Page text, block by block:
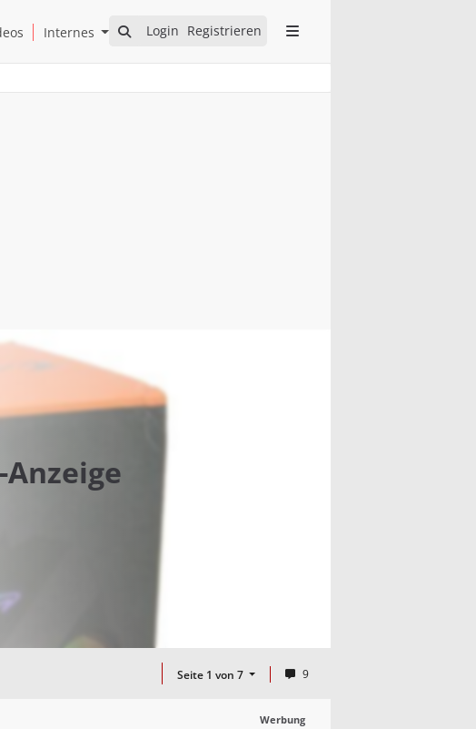
Login Registrieren
Internes Open Internes Submenu
Seite 1 von 7 9
Werbung